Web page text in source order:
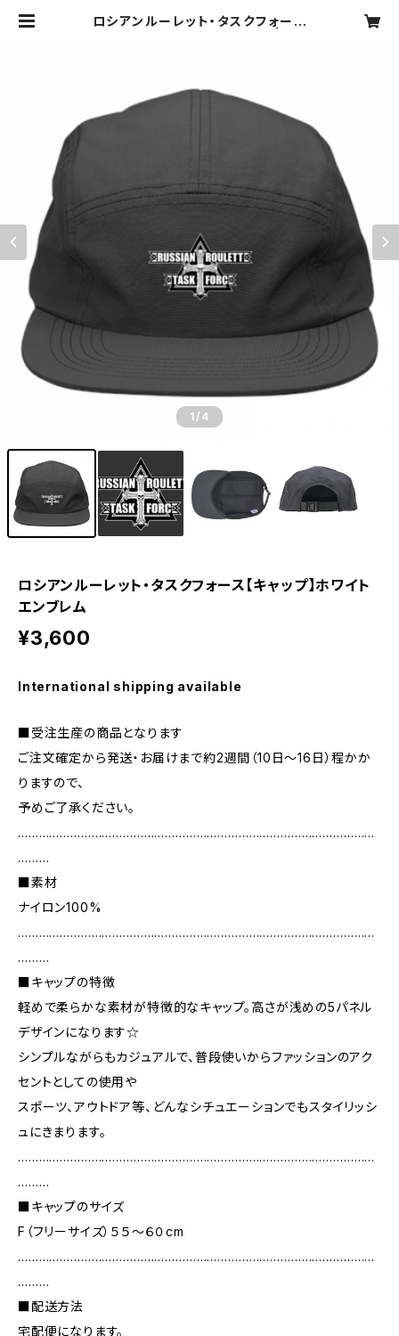
ロシアンルーレット・タスクフォース
1/4
ロシアンルーレット・タスクフォース【キャップ】ホワイト
エンブレム
¥3,600
International shipping available
■受注生産の商品となります
ご注文確定から発送・お届けまで約2週間（10日～16日）程かか
りますので、
予めご了承ください。
…………………………………………………………………………………………
………
■素材
ナイロン100%
…………………………………………………………………………………………
………
■キャップの特徴
軽めで柔らかな素材が特徴的なキャップ。高さが浅めの5パネル
デザインになります☆
シンプルながらもカジュアルで、普段使いからファッションのアク
セントとしての使用や
スポーツ、アウトドア等、どんなシチュエーションでもスタイリッシ
ュにきまります。
…………………………………………………………………………………………
………
■キャップのサイズ
F（フリーサイズ）５５～６０cm
…………………………………………………………………………………………
………
■配送方法
宅配便になります。